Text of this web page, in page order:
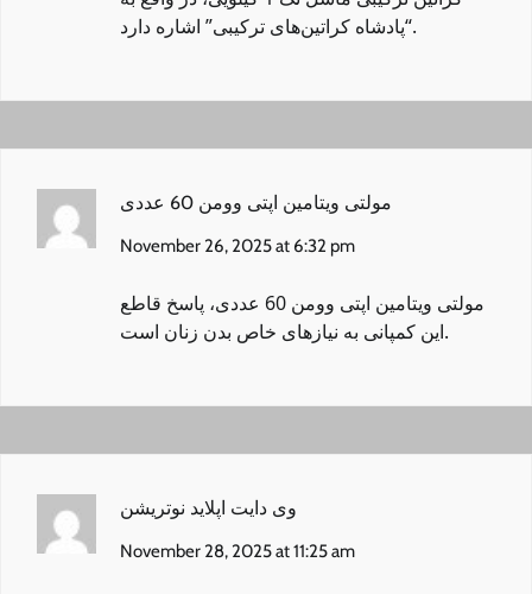
“پادشاه کراتین‌های ترکیبی” اشاره دارد.
مولتی ویتامین اپتی وومن 60 عددی
November 26, 2025 at 6:32 pm
مولتی ویتامین اپتی وومن 60 عددی
، پاسخ قاطع
این کمپانی به نیازهای خاص بدن زنان است.
وی دایت اپلاید نوتریشن
November 28, 2025 at 11:25 am